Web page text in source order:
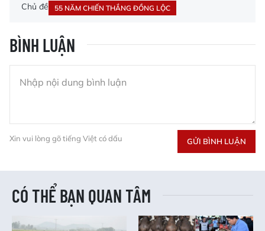
Chủ đề 55 NĂM CHIẾN THẮNG ĐỒNG LỘC
BÌNH LUẬN
Xin vui lòng gõ tiếng Việt có dấu GỬI BÌNH LUẬN
CÓ THỂ BẠN QUAN TÂM